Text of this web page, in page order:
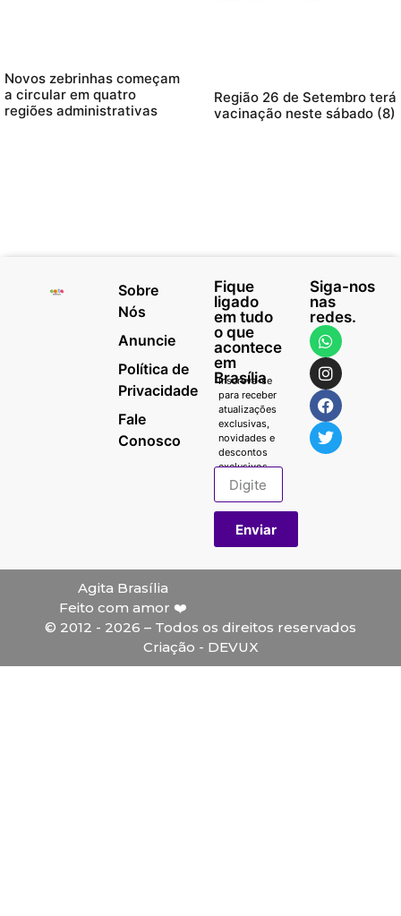
Novos zebrinhas começam
a circular em quatro
regiões administrativas
Região 26 de Setembro terá
vacinação neste sábado (8)
Sobre
Nós
Anuncie
Política de
Privacidade
Fale
Conosco
Fique
ligado
em tudo
o que
acontece
em
Brasília
Inscreva-se
para receber
atualizações
exclusivas,
novidades e
descontos
exclusivos.
Enviar
Siga-nos
nas
redes.
Agita Brasília
Feito com amor ❤️
© 2012 - 2026 – Todos os direitos reservados
Criação - DEVUX